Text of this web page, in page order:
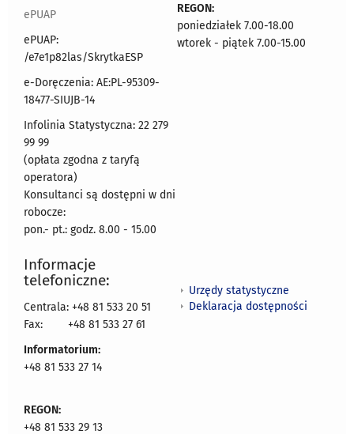
ePUAP
ePUAP:
/e7e1p82las/SkrytkaESP
e-Doręczenia: AE:PL-95309-
18477-SIUJB-14
Infolinia Statystyczna: 22 279
99 99
(opłata zgodna z taryfą
operatora)
Konsultanci są dostępni w dni
robocze:
pon.- pt.: godz. 8.00 - 15.00
REGON:
poniedziałek 7.00-18.00
wtorek - piątek 7.00-15.00
Informacje
telefoniczne:
Centrala: +48 81 533 20 51
Fax:
+48 81 533 27 61
Informatorium:
+48 81 533 27 14
REGON:
+48 81 533 29 13
Urzędy statystyczne
Deklaracja dostępności